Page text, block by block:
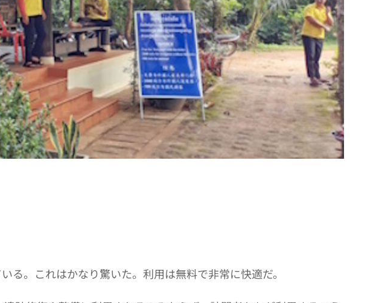
る。これはかなり驚いた。利用は無料で非常に快適だ。